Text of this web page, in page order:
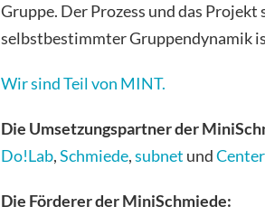
Gruppe. Der Prozess und das
selbstbestimmter Gruppendynamik
Wir sind Teil von MINT.
Die Umsetzungspartner der
Do!Lab,Schmiede,subnet und
Die Förderer der MiniSchmiede: